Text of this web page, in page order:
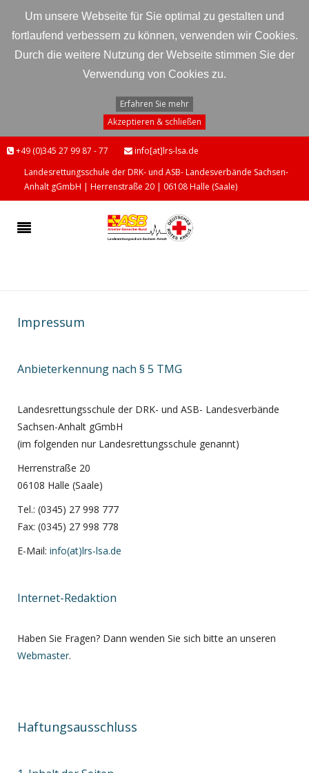
Um unsere Webseite für Sie optimal zu gestalten und
fortlaufend verbessern zu können, verwenden wir Cookies.
Durch die weitere Nutzung der Webseite stimmen Sie der
Verwendung von Cookies zu.
Erfahren Sie mehr
Akzeptieren & schließen
+49 (0)345 27 99 87 - 77
info[at]lrs-lsa.de
Landesrettungsschule der DRK- und ASB- Landesverbände Sachsen-
Anhalt gGmbH | Herrenstraße 20 | 06108 Halle (Saale)
Impressum
Anbieterkennung nach § 5 TMG
Landesrettungsschule der DRK- und ASB- Landesverbände
Sachsen-Anhalt gGmbH
(im folgenden nur Landesrettungsschule genannt)
Herrenstraße 20
06108 Halle (Saale)
Tel.: (0345) 27 998 777
Fax: (0345) 27 998 778
E-Mail: info(at)lrs-lsa.de
Internet-Redaktion
Haben Sie Fragen? Dann wenden Sie sich bitte an unseren
Webmaster.
Haftungsausschluss